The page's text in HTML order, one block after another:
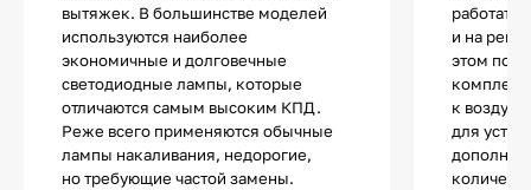
вытяжек. В большинстве моделей
используются наиболее
экономичные и долговечные
светодиодные лампы, которые
отличаются самым высоким КПД.
Реже всего применяются обычные
лампы накаливания, недорогие,
но требующие частой замены.
работать
и на
этом по
к
для